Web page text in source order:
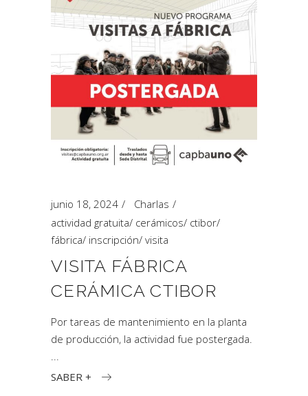
junio 18, 2024
Charlas
actividad gratuita/ cerámicos/ ctibor/
fábrica/ inscripción/ visita
VISITA FÁBRICA
CERÁMICA CTIBOR
Por tareas de mantenimiento en la planta
de producción, la actividad fue postergada.
SABER +